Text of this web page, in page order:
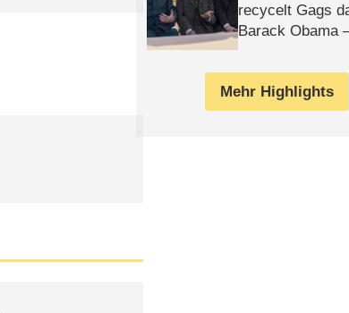
recycelt Gags
Barack Obama
Mehr Highlights